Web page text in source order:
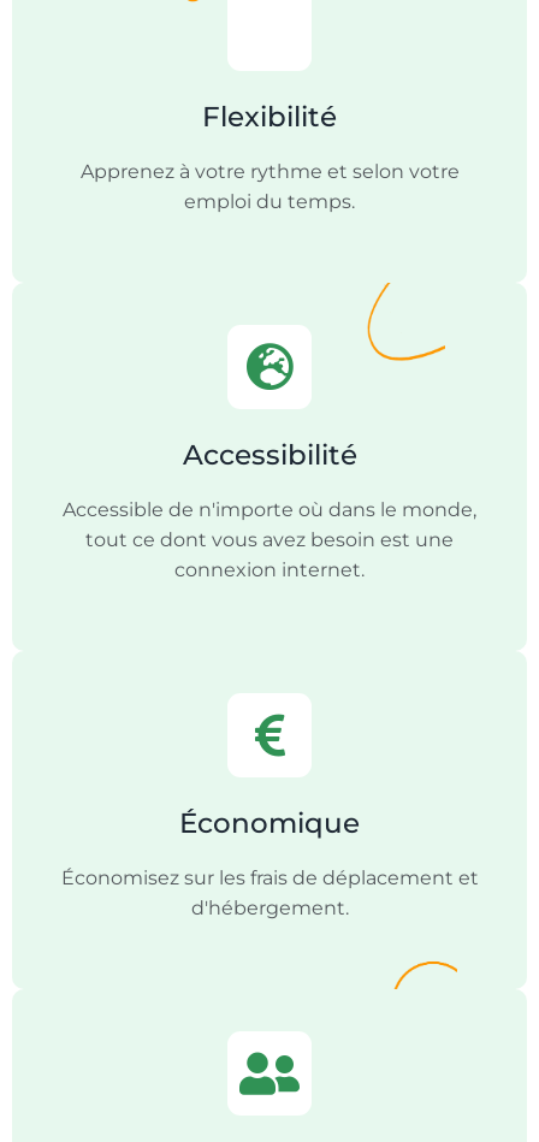
Flexibilité
Apprenez à votre rythme et selon votre
emploi du temps.
Accessibilité
Accessible de n'importe où dans le monde,
tout ce dont vous avez besoin est une
connexion internet.
Économique
Économisez sur les frais de déplacement et
d'hébergement.